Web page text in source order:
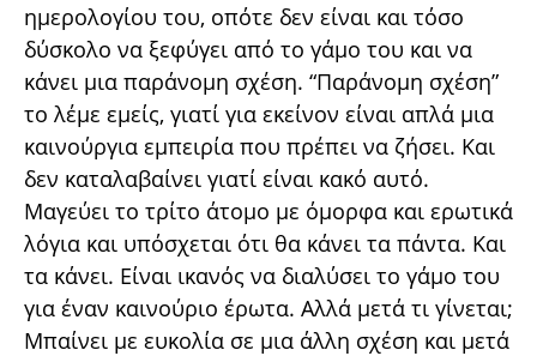
ημερολογίου του, οπότε δεν είναι και τόσο
δύσκολο να ξεφύγει από το γάμο του και να
κάνει μια παράνομη σχέση. “Παράνομη σχέση”
το λέμε εμείς, γιατί για εκείνον είναι απλά μια
καινούργια εμπειρία που πρέπει να ζήσει. Και
δεν καταλαβαίνει γιατί είναι κακό αυτό.
Μαγεύει το τρίτο άτομο με όμορφα και ερωτικά
λόγια και υπόσχεται ότι θα κάνει τα πάντα. Και
τα κάνει. Είναι ικανός να διαλύσει το γάμο του
για έναν καινούριο έρωτα. Αλλά μετά τι γίνεται;
Μπαίνει με ευκολία σε μια άλλη σχέση και μετά